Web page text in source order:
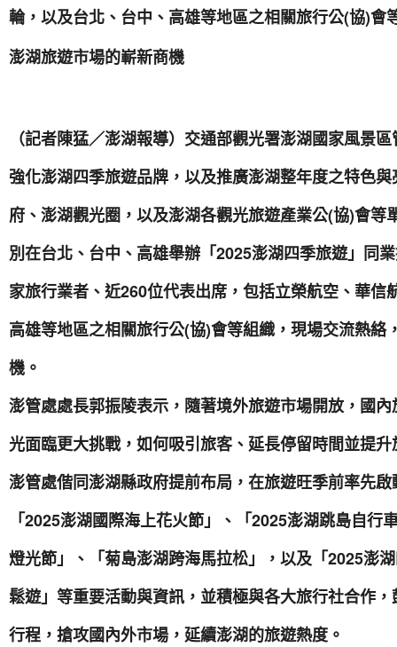
輪，以及台北、台中、高雄等地區之相關旅行公(協)會
澎湖旅遊市場的嶄新商機
（記者陳猛／澎湖報導）交通部觀光署澎湖國家風景
強化澎湖四季旅遊品牌，以及推廣澎湖整年度之特色
府、澎湖觀光圈，以及澎湖各觀光旅遊產業公(協)會等
別在台北、台中、高雄舉辦「2025澎湖四季旅遊」同
家旅行業者、近260位代表出席，包括立榮航空、華信
高雄等地區之相關旅行公(協)會等組織，現場交流熱絡
機。
澎管處處長郭振陵表示，隨著境外旅遊市場開放，國
光面臨更大挑戰，如何吸引旅客、延長停留時間並提
澎管處偕同澎湖縣政府提前布局，在旅遊旺季前率先
「2025澎湖國際海上花火節」、「2025澎湖跳島自行
燈光節」、「菊島澎湖跨海馬拉松」，以及「2025澎
鬆遊」等重要活動與資訊，並積極與各大旅行社合作
行程，搶攻國內外市場，延續澎湖的旅遊熱度。